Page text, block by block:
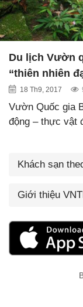
Du lịch Vườn
“thiên nhiên
18 Th9, 2017
Vườn Quốc gia
động – thực vật
Khách sạn
Giới thiệu